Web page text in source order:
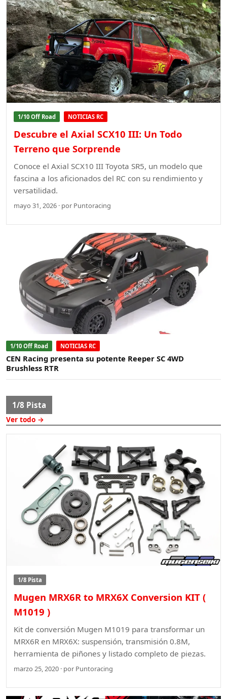
1/10 Off Road NOTICIAS RC
Descubre el Axial SCX10 III: Un Todo
Terreno que Sorprende
Conoce el Axial SCX10 III Toyota SR5, un modelo que
fascina a los aficionados del RC con su rendimiento y
versatilidad.
mayo 31, 2026 · por Puntoracing
1/10 Off Road NOTICIAS RC
CEN Racing presenta su potente Reeper SC 4WD
Brushless RTR
1/8 Pista
Ver todo →
1/8 Pista
Mugen MRX6R to MRX6X Conversion KIT (
M1019 )
Kit de conversión Mugen M1019 para transformar un
MRX6R en MRX6X: suspensión, transmisión 0.8M,
herramienta de piñones y listado completo de piezas.
marzo 25, 2020 · por Puntoracing